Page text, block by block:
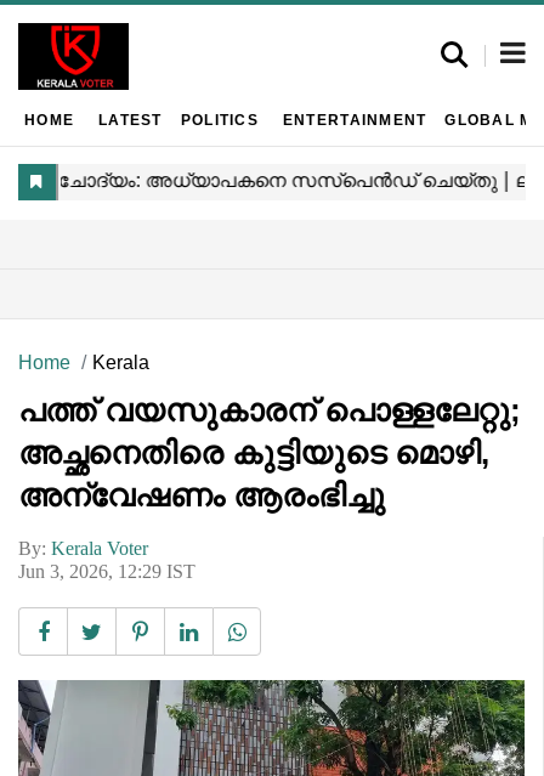
HOME LATEST POLITICS ENTERTAINMENT GLOBAL
Home Kerala
പത്ത് വയസുകാരന് പൊള്ളലേറ്റു;
അച്ഛനെതിരെ കുട്ടിയുടെ മൊഴി,
അന്വേഷണം ആരംഭിച്ചു
By: Kerala Voter
Jun 3, 2026, 12:29 IST